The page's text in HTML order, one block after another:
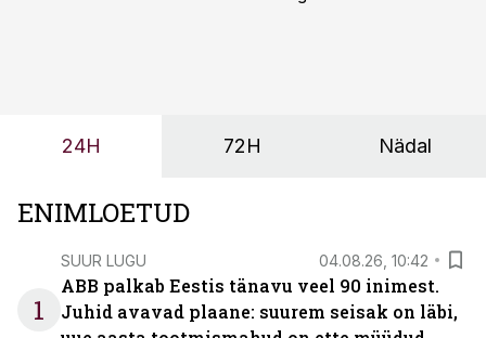
24H 72H Nädal
ENIMLOETUD
1
SUUR LUGU 04.08.26, 10:42
ABB palkab Eestis tänavu veel 90 inimest.
Juhid avavad plaane: suurem seisak on läbi,